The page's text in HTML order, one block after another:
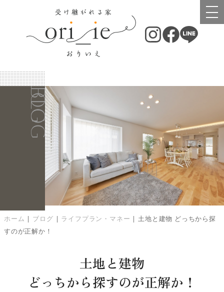
BLOG
BLOG
ホーム | ブログ | ライフプラン・マネー | 土地と建物 どっちから探
すのが正解か！
土地と建物
どっちから探すのが正解か！